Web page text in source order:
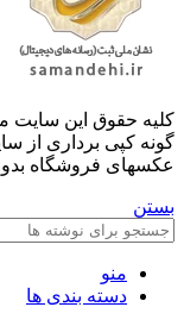
کليه حقوق اين سايت
گونه کپی برداری از
عکسهای فروشگاه
بستن
منو
دسته بندی ها